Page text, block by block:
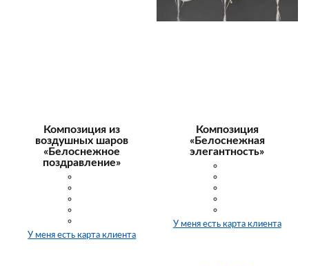
Композиция из
воздушных шаров
«Белоснежное
поздравление»
У меня есть карта клиента
Композиция
«Белоснежная
элегантность»
У меня есть карта клиента